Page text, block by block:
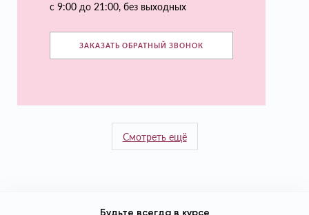
с 9:00 до 21:00, без выходных
ЗАКАЗАТЬ ОБРАТНЫЙ ЗВОНОК
Смотреть ещё
Будьте всегда в курсе